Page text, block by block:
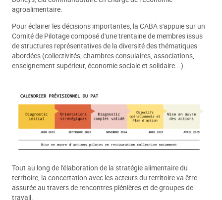
agroalimentaire.
Pour éclairer les décisions importantes, la CABA s'appuie sur un
Comité de Pilotage composé d'une trentaine de membres issus
de structures représentatives de la diversité des thématiques
abordées (collectivités, chambres consulaires, associations,
enseignement supérieur, économie sociale et solidaire...).
Tout au long de l'élaboration de la stratégie alimentaire du
territoire, la concertation avec les acteurs du territoire va être
assurée au travers de rencontres plénières et de groupes de
travail.